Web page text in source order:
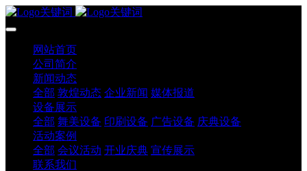
网站首页
公司简介
新闻动态
全部 敦煌动态 企业新闻 媒体报道
设备展示
全部 舞美设备 印刷设备 广告设备 庆典设备
活动案例
全部 会议活动 开业庆典 宣传展示
联系我们